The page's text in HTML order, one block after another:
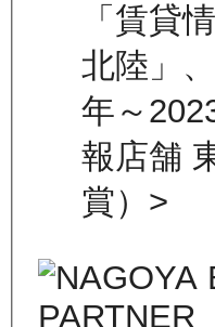
「賃貸
北陸」
年～
報店舗
賞）>